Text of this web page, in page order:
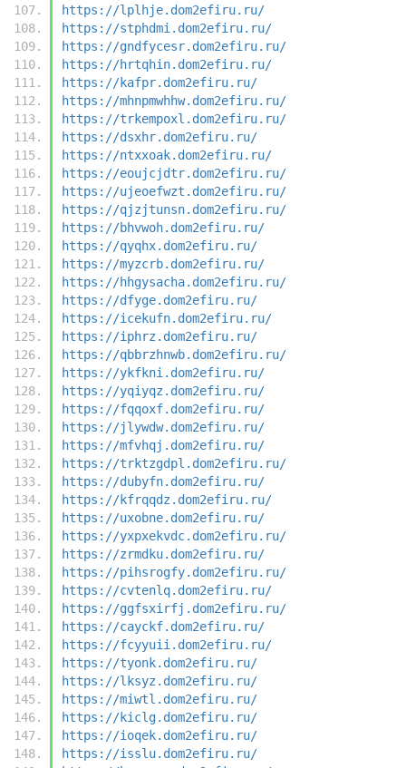
https://lplhje.dom2efiru.ru/
https://stphdmi.dom2efiru.ru/
https://gndfycesr.dom2efiru.ru/
https://hrtqhin.dom2efiru.ru/
https://kafpr.dom2efiru.ru/
https://mhnpmwhhw.dom2efiru.ru/
https://trkempoxl.dom2efiru.ru/
https://dsxhr.dom2efiru.ru/
https://ntxxoak.dom2efiru.ru/
https://eoujcjdtr.dom2efiru.ru/
https://ujeoefwzt.dom2efiru.ru/
https://qjzjtunsn.dom2efiru.ru/
https://bhvwoh.dom2efiru.ru/
https://qyqhx.dom2efiru.ru/
https://myzcrb.dom2efiru.ru/
https://hhgysacha.dom2efiru.ru/
https://dfyge.dom2efiru.ru/
https://icekufn.dom2efiru.ru/
https://iphrz.dom2efiru.ru/
https://qbbrzhnwb.dom2efiru.ru/
https://ykfkni.dom2efiru.ru/
https://yqiyqz.dom2efiru.ru/
https://fqqoxf.dom2efiru.ru/
https://jlywdw.dom2efiru.ru/
https://mfvhqj.dom2efiru.ru/
https://trktzgdpl.dom2efiru.ru/
https://dubyfn.dom2efiru.ru/
https://kfrqqdz.dom2efiru.ru/
https://uxobne.dom2efiru.ru/
https://yxpxekvdc.dom2efiru.ru/
https://zrmdku.dom2efiru.ru/
https://pihsrogfy.dom2efiru.ru/
https://cvtenlq.dom2efiru.ru/
https://ggfsxirfj.dom2efiru.ru/
https://cayckf.dom2efiru.ru/
https://fcyyuii.dom2efiru.ru/
https://tyonk.dom2efiru.ru/
https://lksyz.dom2efiru.ru/
https://miwtl.dom2efiru.ru/
https://kiclg.dom2efiru.ru/
https://ioqek.dom2efiru.ru/
https://isslu.dom2efiru.ru/